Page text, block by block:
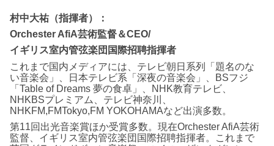
村中大祐（指揮者）：
Orchester AfiA芸術監督＆CEO/
イギリス室内管弦楽団国際招聘指揮者
これまで国内メディアには、テレビ朝日系列「題名のな
い音楽会」、日本テレビ系「深夜の音楽会」、BSフジ
「Table of Dreams 夢の食卓」、NHK教育テレビ、
NHKBSプレミアム、テレビ神奈川、
NHKFM,FMTokyo,FM YOKOHAMAなど出演多数。
第11回出光音楽賞ほか受賞多数。現在Orchester AfiA芸術
監督、イギリス室内管弦楽団国際招聘指揮者。これまで